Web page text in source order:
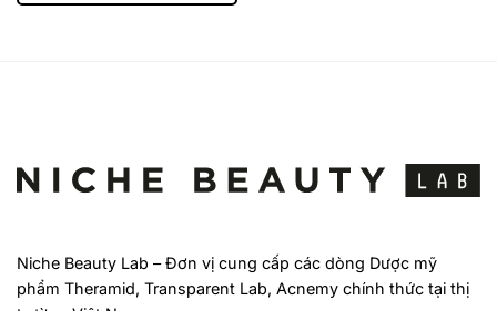
Niche Beauty Lab – Đơn vị cung cấp các dòng Dược mỹ
phẩm Theramid, Transparent Lab, Acnemy chính thức tại thị